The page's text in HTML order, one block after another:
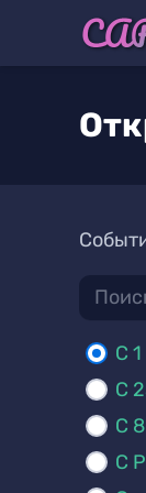
C
С
С
С